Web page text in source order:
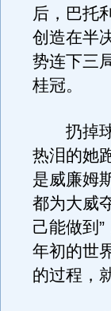
后，巴托
创造在半
势连下三
桂冠。
扔掉球
热泪的她
是威廉姆
都为大威
己能做到
年初的世
的过程，